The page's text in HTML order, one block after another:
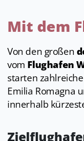
Mit dem
Von den großen
vom Flughafen
starten
Emilia Romagna
innerhalb